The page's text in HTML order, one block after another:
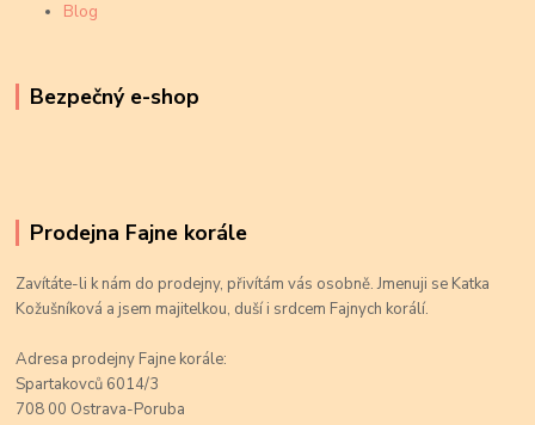
Blog
Bezpečný e-shop
Prodejna Fajne korále
Zavítáte-li k nám do prodejny, přivítám vás osobně. Jmenuji se Katka
Kožušníková a jsem majitelkou, duší i srdcem Fajnych korálí.
Adresa prodejny Fajne korále:
Spartakovců 6014/3
708 00 Ostrava-Poruba